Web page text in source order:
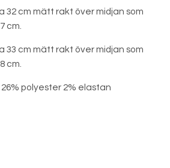
32 cm mätt rakt över midjan som
cm.
33 cm mätt rakt över midjan som
cm.
polyester 2% elastan